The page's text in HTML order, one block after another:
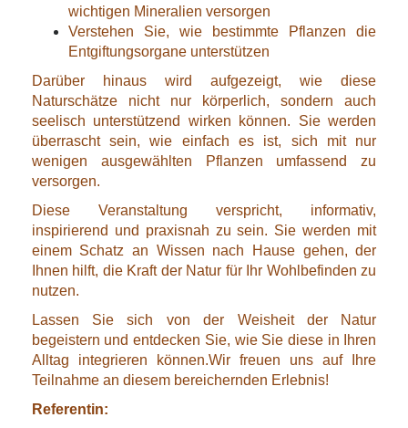
wichtigen Mineralien versorgen
Verstehen Sie, wie bestimmte Pflanzen die
Entgiftungsorgane unterstützen
Darüber hinaus wird aufgezeigt, wie diese
Naturschätze nicht nur körperlich, sondern auch
seelisch unterstützend wirken können. Sie werden
überrascht sein, wie einfach es ist, sich mit nur
wenigen ausgewählten Pflanzen umfassend zu
versorgen.
Diese Veranstaltung verspricht, informativ,
inspirierend und praxisnah zu sein. Sie werden mit
einem Schatz an Wissen nach Hause gehen, der
Ihnen hilft, die Kraft der Natur für Ihr Wohlbefinden zu
nutzen.
Lassen Sie sich von der Weisheit der Natur
begeistern und entdecken Sie, wie Sie diese in Ihren
Alltag integrieren können.Wir freuen uns auf Ihre
Teilnahme an diesem bereichernden Erlebnis!
Referentin: